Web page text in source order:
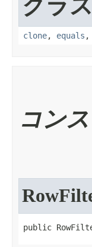
クラ
clone, equals ,
コン
public